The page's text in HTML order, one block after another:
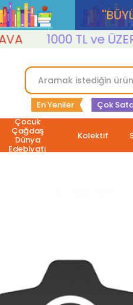
1000 TL ve ÜZERİ
En Yeniler Çok
Çocuk
Çağdaş
Dünya
Edebiyatı
Kolektif